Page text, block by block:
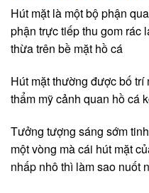
Hút mặt là một bộ phận
phận trực tiếp thu gom rác
thừa trên bề mặt hồ cá
Hút mặt thường được bố
thẩm mỹ cảnh quan hồ cá
Tưởng tượng sáng sớm
một vòng mà cái hút mặt
nhấp nhô thì làm sao nuốt